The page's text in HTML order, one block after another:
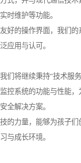
时维护等功能。
好的操作界面，我们的
应用与认可。
们将继续秉持“技术服
控系统的功能与性能，
全解决方案。
的力量，能够为孩子们
与成长环境。